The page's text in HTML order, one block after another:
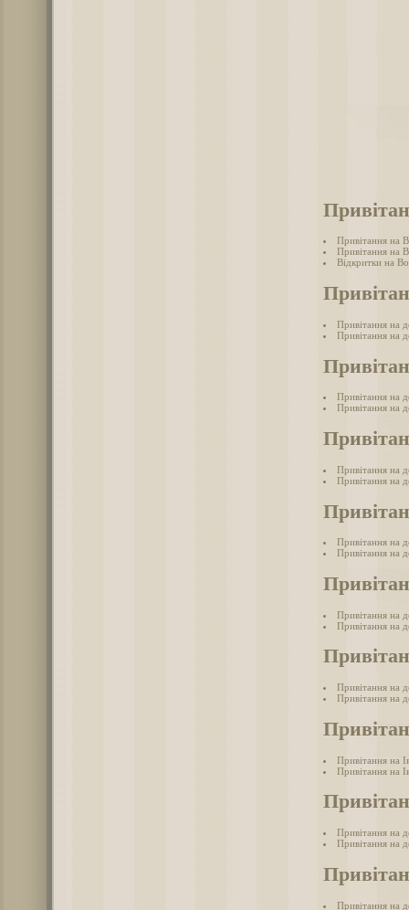
Привітання на
Привітання на
Відкритки на
Привітання на
Привітання на
Привітання на
Привітання на
Привітання на
Привітання на
Привітання на
Привітання на
Привітання на
Привітання на
Привітання на
Привітання на
Привітання на
Привітання на
Привітання на
Привітання на
Привітання на